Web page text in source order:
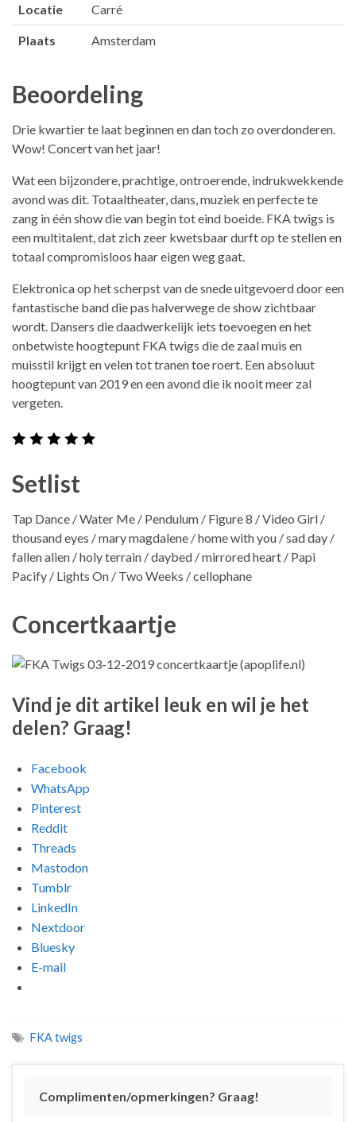
Locatie Carré
Plaats Amsterdam
Beoordeling
Drie kwartier te laat beginnen en dan toch zo overdonderen.
Wow! Concert van het jaar!
Wat een bijzondere, prachtige, ontroerende, indrukwekkende
avond was dit. Totaaltheater, dans, muziek en perfecte te
zang in één show die van begin tot eind boeide. FKA twigs is
een multitalent, dat zich zeer kwetsbaar durft op te stellen en
totaal compromisloos haar eigen weg gaat.
Elektronica op het scherpst van de snede uitgevoerd door een
fantastische band die pas halverwege de show zichtbaar
wordt. Dansers die daadwerkelijk iets toevoegen en het
onbetwiste hoogtepunt FKA twigs die de zaal muis en
muisstil krijgt en velen tot tranen toe roert. Een absoluut
hoogtepunt van 2019 en een avond die ik nooit meer zal
vergeten.
Setlist
Tap Dance / Water Me / Pendulum / Figure 8 / Video Girl /
thousand eyes / mary magdalene / home with you / sad day /
fallen alien / holy terrain / daybed / mirrored heart / Papi
Pacify / Lights On / Two Weeks / cellophane
Concertkaartje
Vind je dit artikel leuk en wil je het
delen? Graag!
Facebook
WhatsApp
Pinterest
Reddit
Threads
Mastodon
Tumblr
LinkedIn
Nextdoor
Bluesky
E-mail
FKA twigs
Complimenten/opmerkingen? Graag!